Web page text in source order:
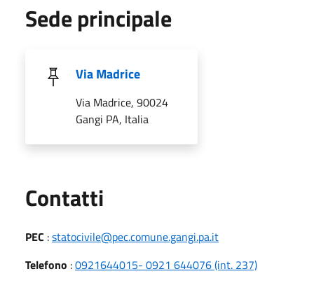
Sede principale
Via Madrice
Via Madrice, 90024
Gangi PA, Italia
Contatti
PEC :statocivile@pec.comune.gangi.pa.it
Telefono :0921644015- 0921 644076 (int. 237)